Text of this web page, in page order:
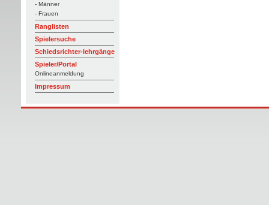
- Männer
- Frauen
Ranglisten
Spielersuche
Schiedsrichter-lehrgänge
Spieler/Portal
Onlineanmeldung
Impressum